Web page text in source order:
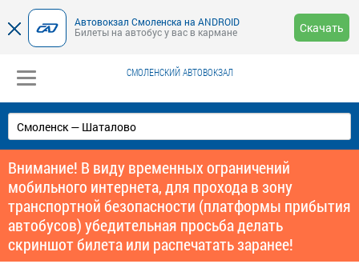
Автовокзал Смоленска на ANDROID
Билеты на автобус у вас в кармане
Скачать
СМОЛЕНСКИЙ АВТОВОКЗАЛ
Внимание! В виду временных ограничений
мобильного интернета, для прохода в зону
транспортной безопасности (платформы прибытия
автобусов) убедительная просьба делать
скриншот билета или распечатать заранее!